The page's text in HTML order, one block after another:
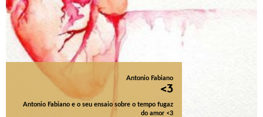
Antonio Fabiano
<3
Antonio Fabiano e o seu ensaio sobre o tempo fugaz
do amor <3